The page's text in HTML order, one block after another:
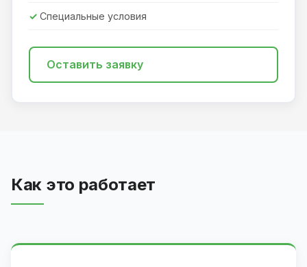
Специальные условия
Оставить заявку
Как это работает